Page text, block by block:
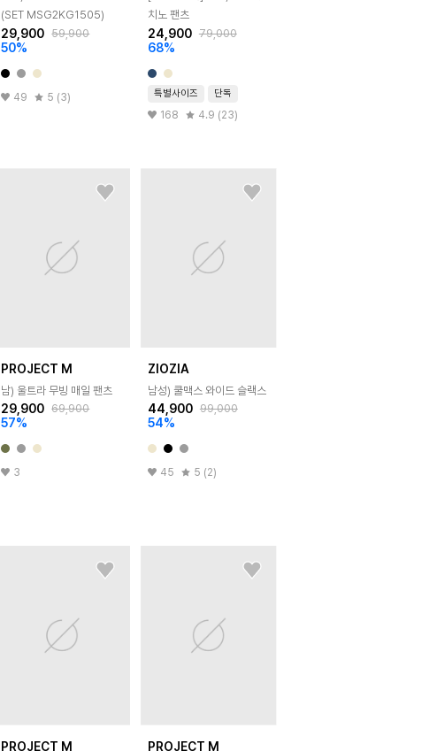
(SET MSG2KG1505)
29,900 59,900
50%
49 5 (3)
치노 팬츠
24,900 79,000
68%
특별사이즈 단독
168 4.9 (23)
PROJECT M
남) 울트라 무빙 매일 팬츠
29,900 69,900
57%
3
ZIOZIA
남성) 쿨맥스 와이드 슬랙스
44,900 99,000
54%
45 5 (2)
PROJECT M PROJECT M